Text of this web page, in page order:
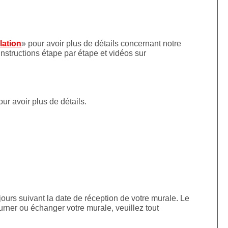
» pour avoir plus de détails concernant notre
étape par étape et vidéos sur
avoir plus de détails.
suivant la date de réception de votre murale. Le
ou échanger votre murale, veuillez tout